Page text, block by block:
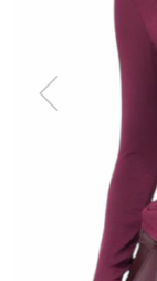
Previous